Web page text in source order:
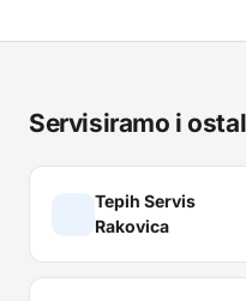
Servisiramo i
Tepih Servis
Rakovica